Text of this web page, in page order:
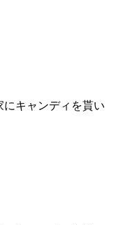
キャンディを貰い